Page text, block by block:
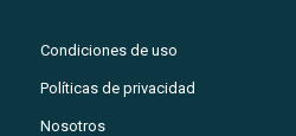
Condiciones de uso
Políticas de privacidad
Nosotros